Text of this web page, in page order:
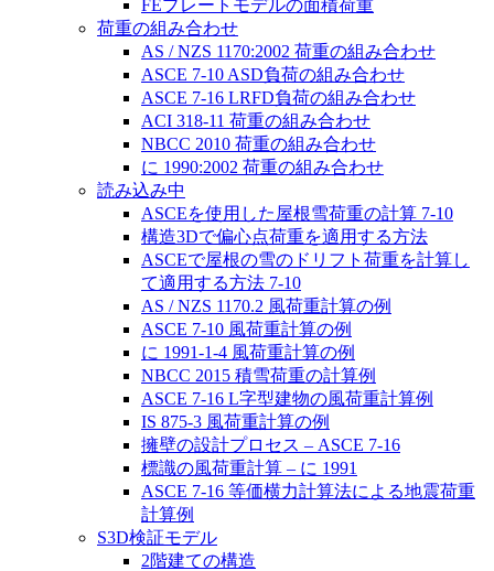
FEプレートモデルの面積荷重
荷重の組み合わせ
AS / NZS 1170:2002 荷重の組み合わせ
ASCE 7-10 ASD負荷の組み合わせ
ASCE 7-16 LRFD負荷の組み合わせ
ACI 318-11 荷重の組み合わせ
NBCC 2010 荷重の組み合わせ
に 1990:2002 荷重の組み合わせ
読み込み中
ASCEを使用した屋根雪荷重の計算 7-10
構造3Dで偏心点荷重を適用する方法
ASCEで屋根の雪のドリフト荷重を計算し
て適用する方法 7-10
AS / NZS 1170.2 風荷重計算の例
ASCE 7-10 風荷重計算の例
に 1991-1-4 風荷重計算の例
NBCC 2015 積雪荷重の計算例
ASCE 7-16 L字型建物の風荷重計算例
IS 875-3 風荷重計算の例
擁壁の設計プロセス – ASCE 7-16
標識の風荷重計算 – に 1991
ASCE 7-16 等価横力計算法による地震荷重
計算例
S3D検証モデル
2階建ての構造